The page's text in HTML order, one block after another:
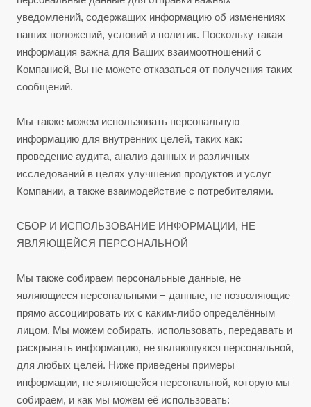
уведомлений, содержащих информацию об изменениях
наших положений, условий и политик. Поскольку такая
информация важна для Ваших взаимоотношений с
Компанией, Вы не можете отказаться от получения таких
сообщений.
Мы также можем использовать персональную
информацию для внутренних целей, таких как:
проведение аудита, анализ данных и различных
исследований в целях улучшения продуктов и услуг
Компании, а также взаимодействие с потребителями.
СБОР И ИСПОЛЬЗОВАНИЕ ИНФОРМАЦИИ, НЕ
ЯВЛЯЮЩЕЙСЯ ПЕРСОНАЛЬНОЙ
Мы также собираем персональные данные, не
являющиеся персональными − данные, не позволяющие
прямо ассоциировать их с каким-либо определённым
лицом. Мы можем собирать, использовать, передавать и
раскрывать информацию, не являющуюся персональной,
для любых целей. Ниже приведены примеры
информации, не являющейся персональной, которую мы
собираем, и как мы можем её использовать: